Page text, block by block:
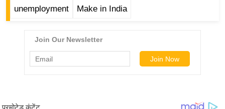
वु
B
unemployment Make in India